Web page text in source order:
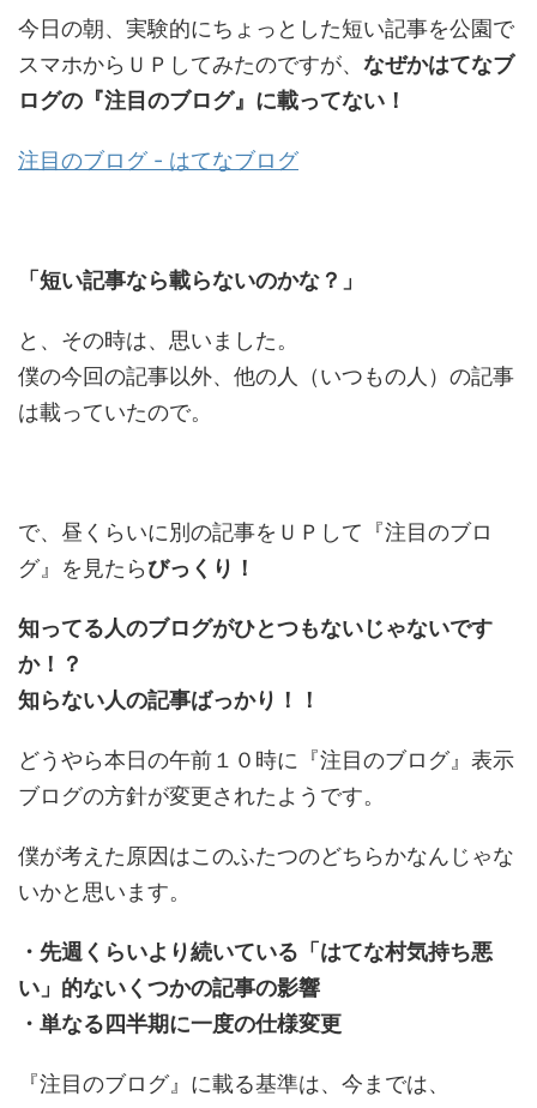
今日の朝、実験的にちょっとした短い記事を公園で
スマホからＵＰしてみたのですが、 なぜかはてなブ
ログの『注目のブログ』に載ってない！
注目のブログ - はてなブログ
「短い記事なら載らないのかな？」
と、その時は、思いました。
僕の今回の記事以外、他の人（いつもの人）の記事
は載っていたので。
で、昼くらいに別の記事をＵＰして『注目のブロ
グ』を見たらびっくり！
知ってる人のブログがひとつもないじゃないです
か！？
知らない人の記事ばっかり！！
どうやら本日の午前１０時に『注目のブログ』表示
ブログの方針が変更されたようです。
僕が考えた原因はこのふたつのどちらかなんじゃな
いかと思います。
・先週くらいより続いている「はてな村気持ち悪
い」的ないくつかの記事の影響
・単なる四半期に一度の仕様変更
『注目のブログ』に載る基準は、今までは、